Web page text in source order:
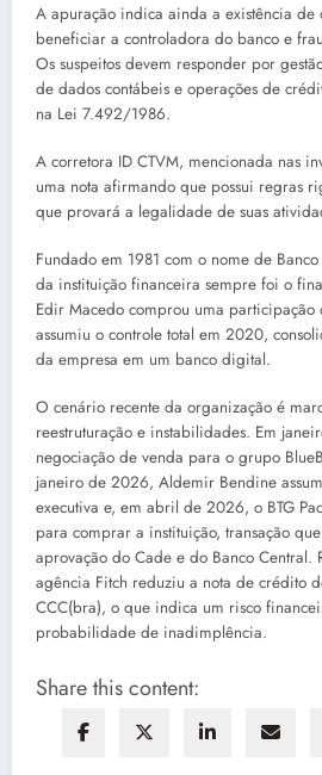
A apuração indica ainda a existência de
beneficiar a controladora do banco e
Os suspeitos devem responder por
de dados contábeis e operações de
na Lei 7.492/1986.
A corretora ID CTVM, mencionada nas
uma nota afirmando que possui regras
que provará a legalidade de suas
Fundado em 1981 com o nome de
da instituição financeira sempre foi o
Edir Macedo comprou uma
assumiu o controle total em 2020,
da empresa em um banco digital.
O cenário recente da organização é
reestruturação e instabilidades. Em
negociação de venda para o grupo
janeiro de 2026, Aldemir Bendine
executiva e, em abril de 2026, o BTG
para comprar a instituição, transação
aprovação do Cade e do Banco Central.
agência Fitch reduziu a nota de crédito
CCC(bra), o que indica um risco
probabilidade de inadimplência.
Share this content: